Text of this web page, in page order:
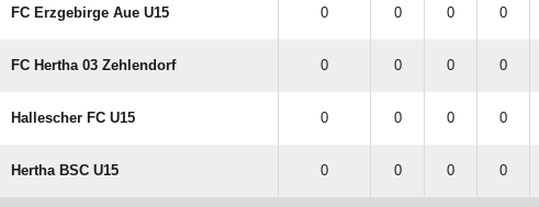
FC Erzgebirge Aue U15 0 0 0 0
FC Hertha 03 Zehlendorf 0 0 0 0
Hallescher FC U15 0 0 0 0
Hertha BSC U15 0 0 0 0